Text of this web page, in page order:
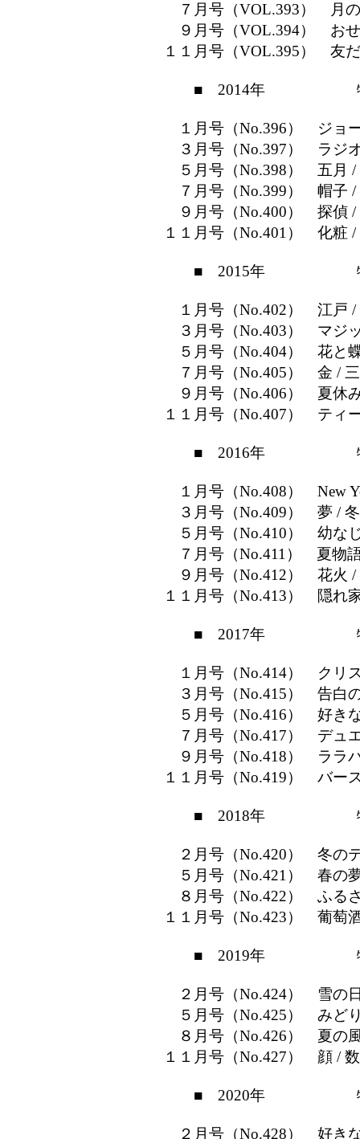
７月号（VOL.393） 月の
９月号（VOL.394） おせ
１１月号（VOL.395） 友
■ 2014年 特集
１月号（No.396） ジョ
３月号（No.397） ラジ
５月号（No.398） 五月 /
７月号（No.399） 帽子 /
９月号（No.400） 探偵 /
１１月号（No.401） 化粧 /
■ 2015年 特集
１月号（No.402） 江戸 /
３月号（No.403） マジ
５月号（No.404） 花と
７月号（No.405） 金 /
９月号（No.406） 夏休
１１月号（No.407） ティ
■ 2016年 特集
１月号（No.408） New
３月号（No.409） 夢 / 冬
５月号（No.410） 幼な
７月号（No.411） 夏物
９月号（No.412） 花火 /
１１月号（No.413） 隠れ
■ 2017年 特集
１月号（No.414） クリ
３月号（No.415） 告白
５月号（No.416） 好き
７月号（No.417） デュ
９月号（No.418） ララ
１１月号（No.419） バー
■ 2018年 特集
２月号（No.420） 冬の
５月号（No.421） 春の夢
８月号（No.422） ふる
１１月号（No.423） 葡萄
■ 2019年 特集
２月号（No.424） 雪の
５月号（No.425） みど
８月号（No.426） 夏の
１１月号（No.427） 顔 /
■ 2020年 特集
２月号（No.428） 好き